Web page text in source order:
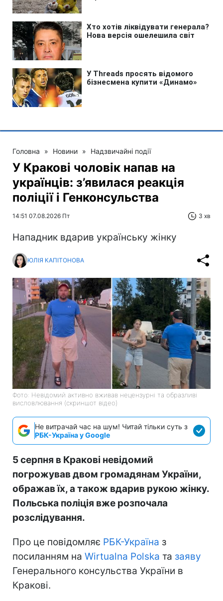
Головна » Новини » Надзвичайні події
У Кракові чоловік напав на
українців: з’явилася реакція
поліції і Генконсульства
14:51 07.08.2026 Пт 3 хв
Нападник вдарив українську жінку
ЮЛІЯ КАПІТОНОВА
Фото: Невідомий активно вживав нецензурні та образливі
висловлювання (скриншот відео)
Не витрачай час на шум! Читай тільки суть з
РБК-Україна у Google
5 серпня в Кракові невідомий
погрожував двом громадянам України,
ображав їх, а також вдарив рукою жінку.
Польська поліція вже розпочала
розслідування.
Про це повідомляє РБК-Україна з
посиланням на Wirtualna Polska та заяву
Генерального консульства України в
Кракові.